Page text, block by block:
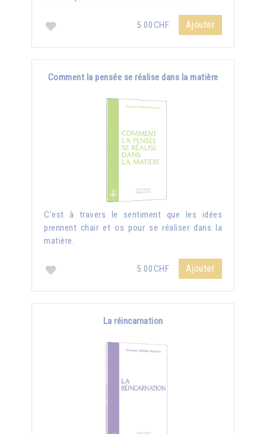
5.00CHF Ajouter
Comment la pensée se réalise dans la matière
C'est à travers le sentiment que les idées
prennent chair et os pour se réaliser dans la
matière.
5.00CHF Ajouter
La réincarnation